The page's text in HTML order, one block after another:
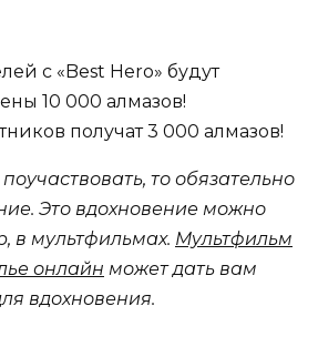
с «Best Hero» будут
10 000 алмазов!
получат 3 000 алмазов!
то обязательно
Это вдохновение можно
в мультфильмах. Мультфильм
онлайн может дать вам
вдохновения.